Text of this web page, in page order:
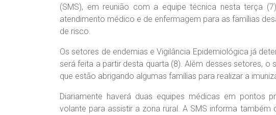
(SMS), em reunião com a equipe técnica nesta terça
atendimento médico e de enfermagem para as famílias
de risco.
Os setores de endemias e Vigilância Epidemiológica já
será feita a partir desta quarta (8). Além desses setores,
que estão abrigando algumas famílias para realizar a
Diariamente haverá duas equipes médicas em pontos
volante para assistir a zona rural. A SMS informa